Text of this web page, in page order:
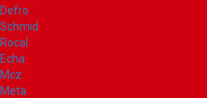
Defro
Schmid
Rocal
Echa
Mcz
Meta